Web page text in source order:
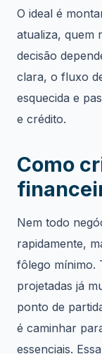
O ideal é
atualiza, quem
decisão
clara, o fluxo
esquecida e
e crédito.
Como
Nem todo
rapidamente,
fôlego mínimo.
projetadas já
ponto de
é caminhar
essenciais.